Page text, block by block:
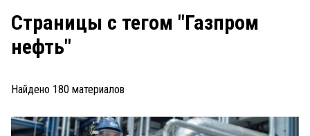
ЗАКОН
НОВОСТИ КОМПАНИЙ
ПРОИСШЕСТВИЯ
СТИЛЬ ЖИЗНИ
Рейтинги
Страницы c тегом "Газпром
нефть"
Найдено 180 материалов